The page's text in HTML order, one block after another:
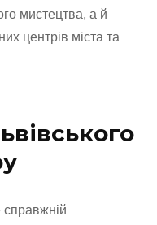
мистецтва, а й
центрів міста та